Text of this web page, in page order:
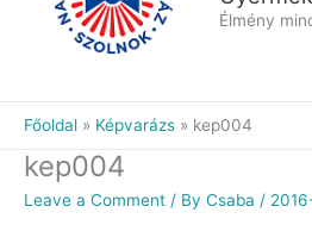
Élmény
Főoldal Képvarázs kep004
kep004
Leave a Comment / By Csaba /